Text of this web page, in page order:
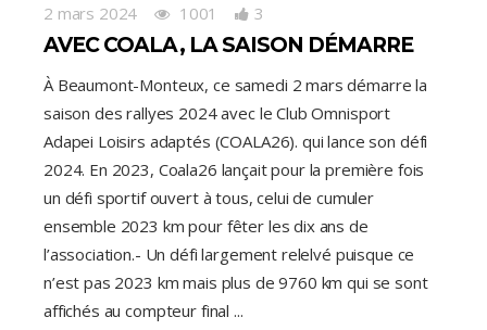
2 mars 2024 1001 3
AVEC COALA, LA SAISON DÉMARRE
À Beaumont-Monteux, ce samedi 2 mars démarre la
saison des rallyes 2024 avec le Club Omnisport
Adapei Loisirs adaptés (COALA26). qui lance son défi
2024. En 2023, Coala26 lançait pour la première fois
un défi sportif ouvert à tous, celui de cumuler
ensemble 2023 km pour fêter les dix ans de
l’association.- Un défi largement relelvé puisque ce
n’est pas 2023 km mais plus de 9760 km qui se sont
affichés au compteur final